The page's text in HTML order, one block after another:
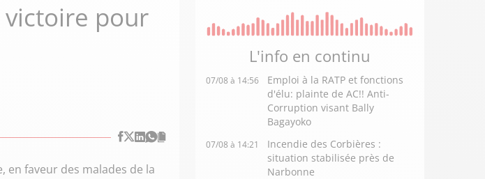
pour
en faveur des malades de la
L'info en continu
07/08 à 14:56
Emploi à la RATP et fonctions
d'élu: plainte de AC!! Anti-
Corruption visant Bally
Bagayoko
07/08 à 14:21
Incendie des Corbières :
situation stabilisée près de
Narbonne